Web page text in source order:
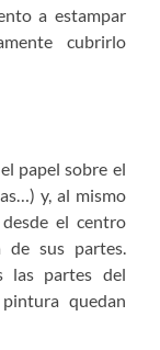
a estampar
cubrirlo
papel sobre el
y, al mismo
el centro
de sus partes.
las partes del
quedan